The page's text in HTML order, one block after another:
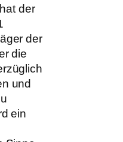
der
der
die
und
ein